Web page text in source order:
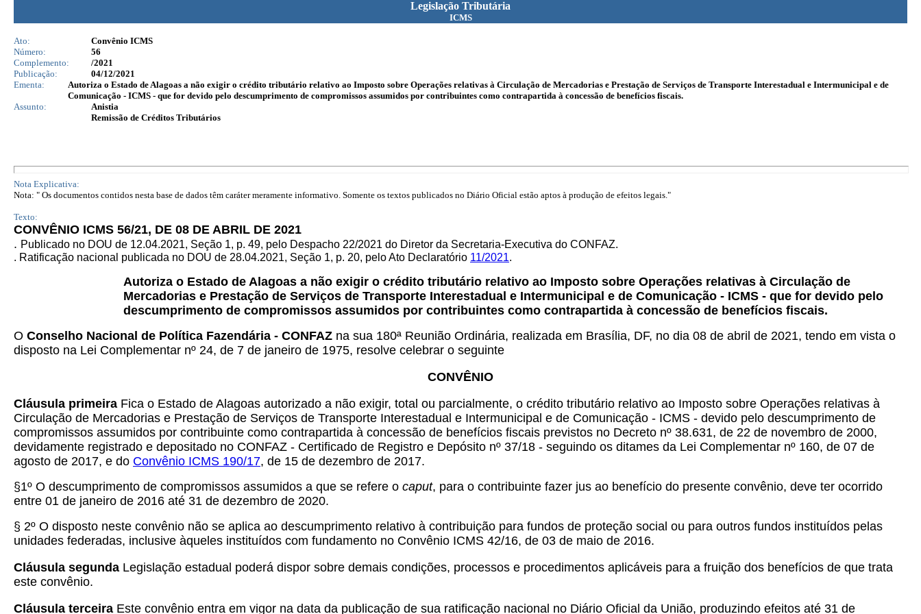
Legislação Tributária
ICMS
Ato:
Convênio ICMS
Número:
56
Complemento:
/2021
Publicação:
04/12/2021
Ementa:
Autoriza o Estado de Alagoas a não exigir o crédito tributário relativo ao Imposto sobre Operações relativas à Circulação de Mercadorias e Prestação de Serviços de Transporte Interestadual e Intermunicipal e de
Comunicação - ICMS - que for devido pelo descumprimento de compromissos assumidos por contribuintes como contrapartida à concessão de benefícios fiscais.
Assunto:
Anistia
Remissão de Créditos Tributários
Nota Explicativa:
Nota: " Os documentos contidos nesta base de dados têm caráter meramente informativo. Somente os textos publicados no Diário Oficial estão aptos à produção de efeitos legais."
Texto:
CONVÊNIO ICMS 56/21, DE 08 DE ABRIL DE 2021
. Publicado no DOU de 12.04.2021, Seção 1, p. 49, pelo Despacho 22/2021 do Diretor da Secretaria-Executiva do CONFAZ.
. Ratificação nacional publicada no DOU de 28.04.2021, Seção 1, p. 20, pelo Ato Declaratório 11/2021.
Autoriza o Estado de Alagoas a não exigir o crédito tributário relativo ao Imposto sobre Operações relativas à Circulação de
Mercadorias e Prestação de Serviços de Transporte Interestadual e Intermunicipal e de Comunicação - ICMS - que for devido pelo
descumprimento de compromissos assumidos por contribuintes como contrapartida à concessão de benefícios fiscais.
O Conselho Nacional de Política Fazendária - CONFAZ na sua 180ª Reunião Ordinária, realizada em Brasília, DF, no dia 08 de abril de 2021, tendo em vista o
disposto na Lei Complementar nº 24, de 7 de janeiro de 1975, resolve celebrar o seguinte
CONVÊNIO
Cláusula primeira Fica o Estado de Alagoas autorizado a não exigir, total ou parcialmente, o crédito tributário relativo ao Imposto sobre Operações relativas à
Circulação de Mercadorias e Prestação de Serviços de Transporte Interestadual e Intermunicipal e de Comunicação - ICMS - devido pelo descumprimento de
compromissos assumidos por contribuinte como contrapartida à concessão de benefícios fiscais previstos no Decreto nº 38.631, de 22 de novembro de 2000,
devidamente registrado e depositado no CONFAZ - Certificado de Registro e Depósito nº 37/18 - seguindo os ditames da Lei Complementar nº 160, de 07 de
agosto de 2017, e do Convênio ICMS 190/17, de 15 de dezembro de 2017.
§1º O descumprimento de compromissos assumidos a que se refere o caput, para o contribuinte fazer jus ao benefício do presente convênio, deve ter ocorrido
entre 01 de janeiro de 2016 até 31 de dezembro de 2020.
§ 2º O disposto neste convênio não se aplica ao descumprimento relativo à contribuição para fundos de proteção social ou para outros fundos instituídos pelas
unidades federadas, inclusive àqueles instituídos com fundamento no Convênio ICMS 42/16, de 03 de maio de 2016.
Cláusula segunda Legislação estadual poderá dispor sobre demais condições, processos e procedimentos aplicáveis para a fruição dos benefícios de que trata
este convênio.
Cláusula terceira Este convênio entra em vigor na data da publicação de sua ratificação nacional no Diário Oficial da União, produzindo efeitos até 31 de